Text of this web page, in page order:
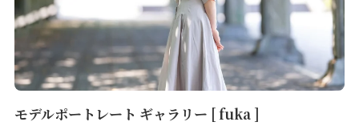
モデルポートレート ギャラリー [ fuka ]